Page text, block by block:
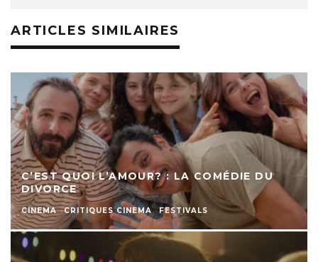
ARTICLES SIMILAIRES
C’EST QUOI L’AMOUR? : LA COMÉDIE DU
DIVORCE
CINEMA CRITIQUES CINEMA FESTIVALS